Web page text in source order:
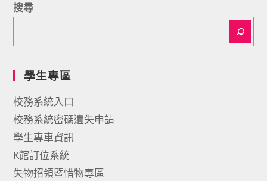
搜尋
學生專區
校務系統入口
校務系統密碼遺失申請
學生專車資訊
K館訂位系統
失物招領暨惜物專區